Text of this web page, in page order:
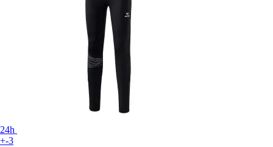
24h
+-3